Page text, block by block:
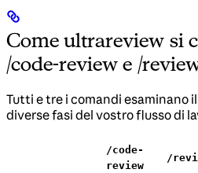
Come ultrareview si
/code-review e /
Tutti e tre i comandi esaminano
diverse fasi del vostro flusso di
/code-
review
/